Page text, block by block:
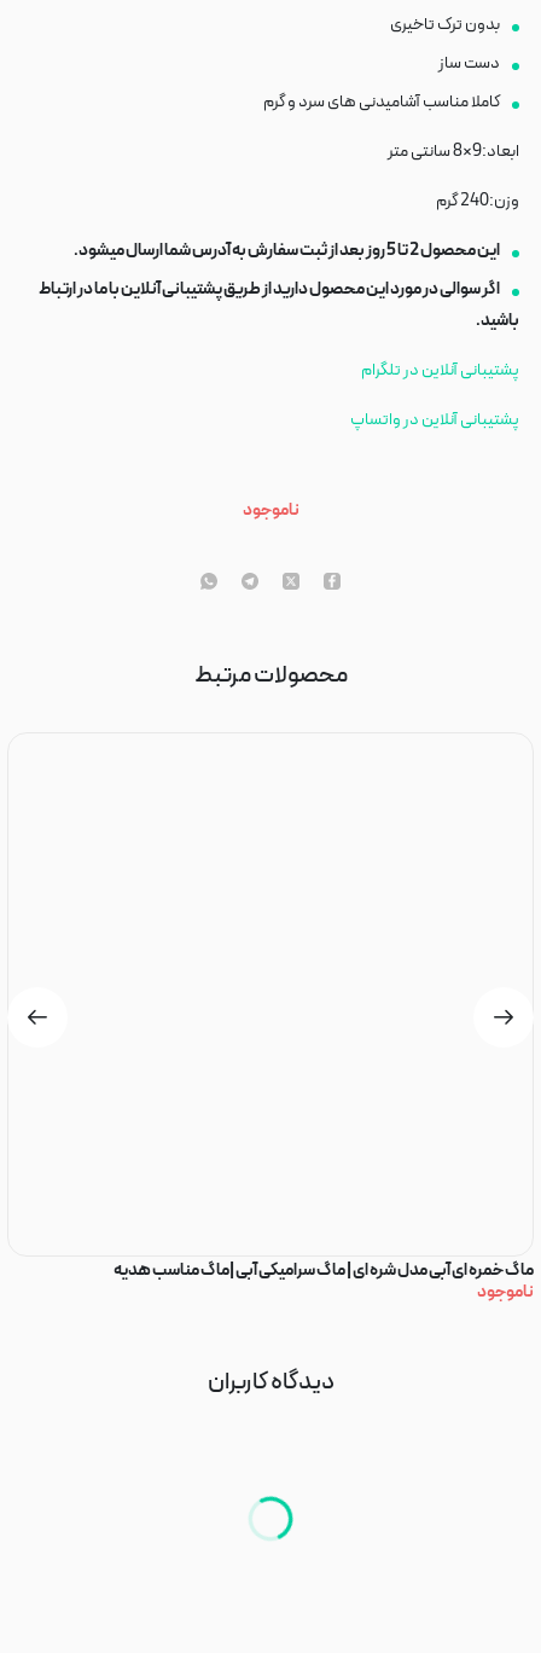
بدون ترک تاخیری
دست ساز
کاملا مناسب آشامیدنی های سرد و گرم
ابعاد:9×8 سانتی متر
وزن:240 گرم
این محصول 2 تا 5 روز بعد از ثبت سفارش به آدرس شما ارسال میشود.
اگر سوالی در مورد این محصول دارید از طریق پشتیبانی آنلاین با ما در ارتباط
باشید.
پشتیبانی آنلاین در تلگرام
پشتیبانی آنلاین در واتساپ
ناموجود
محصولات مرتبط
ماگ خمره ای آبی مدل شره ای | ماگ سرامیکی آبی |ماگ مناسب هدیه
ناموجود
دیدگاه کاربران